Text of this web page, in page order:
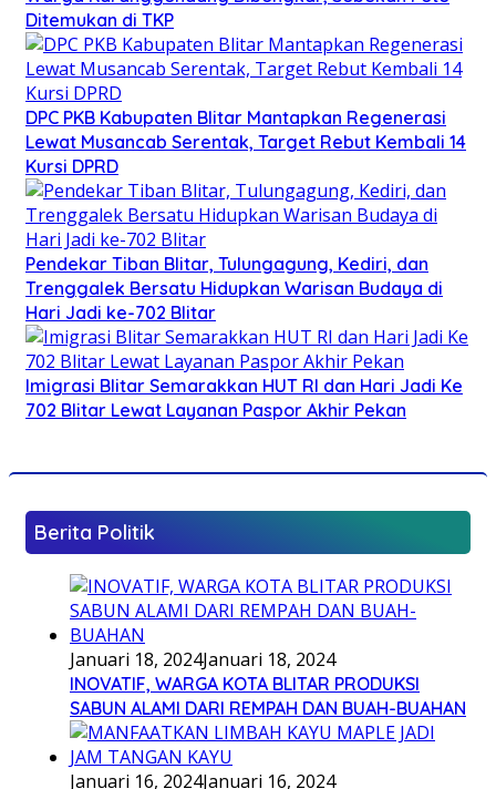
Ditemukan di TKP
DPC PKB Kabupaten Blitar Mantapkan Regenerasi
Lewat Musancab Serentak, Target Rebut Kembali 14
Kursi DPRD
Pendekar Tiban Blitar, Tulungagung, Kediri, dan
Trenggalek Bersatu Hidupkan Warisan Budaya di
Hari Jadi ke-702 Blitar
Imigrasi Blitar Semarakkan HUT RI dan Hari Jadi Ke
702 Blitar Lewat Layanan Paspor Akhir Pekan
Berita Politik
Januari 18, 2024Januari 18, 2024
INOVATIF, WARGA KOTA BLITAR PRODUKSI
SABUN ALAMI DARI REMPAH DAN BUAH-BUAHAN
Januari 16, 2024Januari 16, 2024